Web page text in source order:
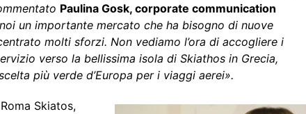
Paulina Gosk, corporate communication
noi un importante mercato che ha bisogno di nuove
molti sforzi. Non vediamo l’ora di accogliere i
verso la bellissima isola di Skiathos in Grecia,
più verde d’Europa per i viaggi aerei».
Skiatos,